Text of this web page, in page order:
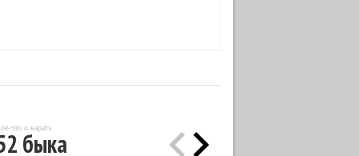
что о каратэ
быка